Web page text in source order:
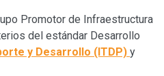
Promotor de Infraestructura
del estándar Desarrollo
y Desarrollo (ITDP) y